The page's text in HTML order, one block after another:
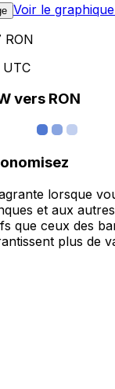
Voir le
RON
UTC
vers RON
lorsque
et aux
que ceux des
plus de